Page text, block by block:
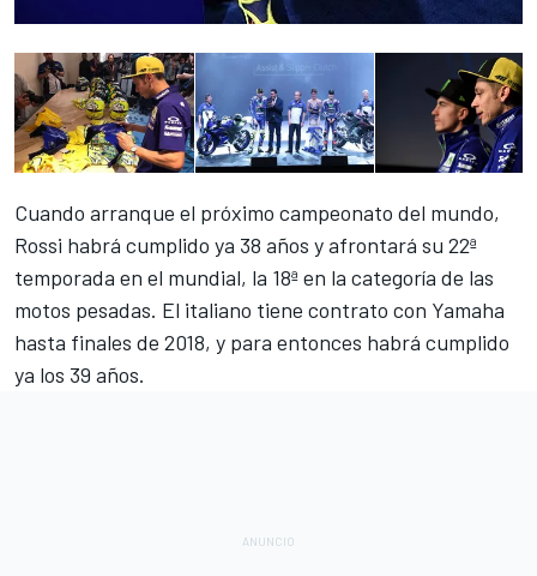
Cuando arranque el próximo campeonato del mundo,
Rossi habrá cumplido ya 38 años y afrontará su 22ª
temporada en el mundial, la 18ª en la categoría de las
motos pesadas. El italiano tiene contrato con Yamaha
hasta finales de 2018, y para entonces habrá cumplido
ya los 39 años.